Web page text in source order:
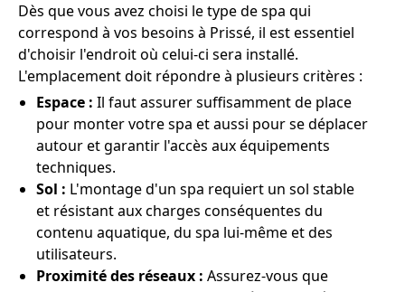
Dès que vous avez choisi le type de spa qui
correspond à vos besoins à Prissé, il est essentiel
d'choisir l'endroit où celui-ci sera installé.
L'emplacement doit répondre à plusieurs critères :
Espace : Il faut assurer suffisamment de place
pour monter votre spa et aussi pour se déplacer
autour et garantir l'accès aux équipements
techniques.
Sol : L'montage d'un spa requiert un sol stable
et résistant aux charges conséquentes du
contenu aquatique, du spa lui-même et des
utilisateurs.
Proximité des réseaux : Assurez-vous que